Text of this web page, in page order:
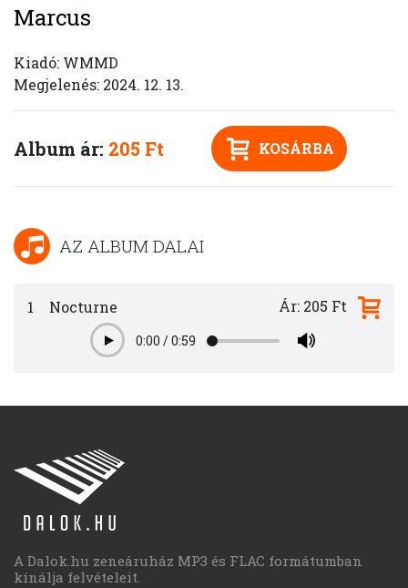
Marcus
Kiadó: WMMD
Megjelenés: 2024. 12. 13.
Album ár: 205 Ft KOSÁRBA
AZ ALBUM DALAI
1 Nocturne
Play0:00 /0:59
Ár: 205 Ft
A Dalok.hu zeneáruház MP3 és FLAC formátumban
kínálja felvételeit.